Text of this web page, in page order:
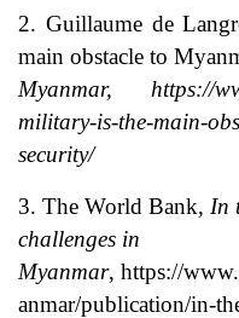
2. Guillaume de
main obstacle to
Myanmar, https://
military-is-the-main-
security/
3. The World Bank, In
challenges in
Myanmar, https://
anmar/publication/in-